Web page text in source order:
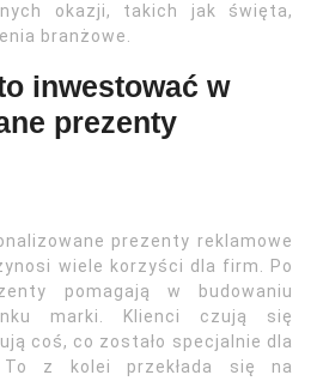
okazji, takich jak święta,
branżowe.
inwestować w
prezenty
prezenty reklamowe
wiele korzyści dla firm. Po
pomagają w budowaniu
marki. Klienci czują się
coś, co zostało specjalnie dla
To z kolei przekłada się na